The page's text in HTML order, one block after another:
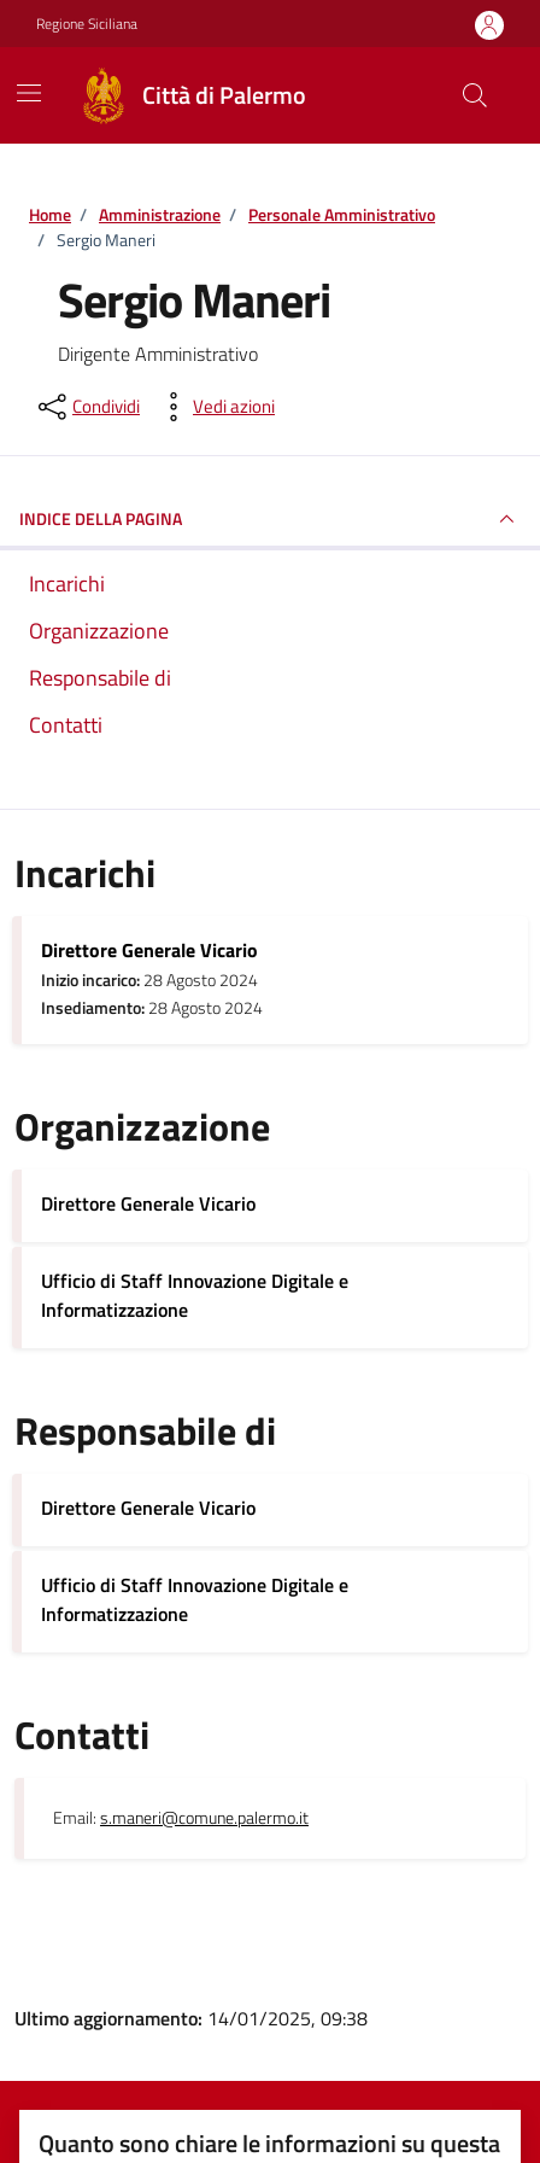
Vai ai contenuti
Vai al footer
Regione Siciliana
Città di Palermo
Home / Amministrazione / Personale Amministrativo
/ Sergio Maneri
Sergio Maneri
Dirigente Amministrativo
Condividi Vedi azioni
INDICE DELLA PAGINA
Incarichi
Organizzazione
Responsabile di
Contatti
Incarichi
Direttore Generale Vicario
Inizio incarico:28 Agosto 2024
Insediamento:28 Agosto 2024
Organizzazione
Direttore Generale Vicario
Ufficio di Staff Innovazione Digitale e
Informatizzazione
Responsabile di
Direttore Generale Vicario
Ufficio di Staff Innovazione Digitale e
Informatizzazione
Contatti
Email:s.maneri@comune.palermo.it
Ultimo aggiornamento: 14/01/2025, 09:38
Quanto sono chiare le informazioni su questa